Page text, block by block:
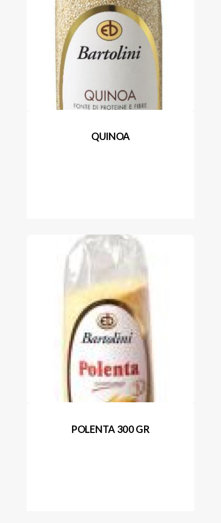
QUINOA
POLENTA 300 GR